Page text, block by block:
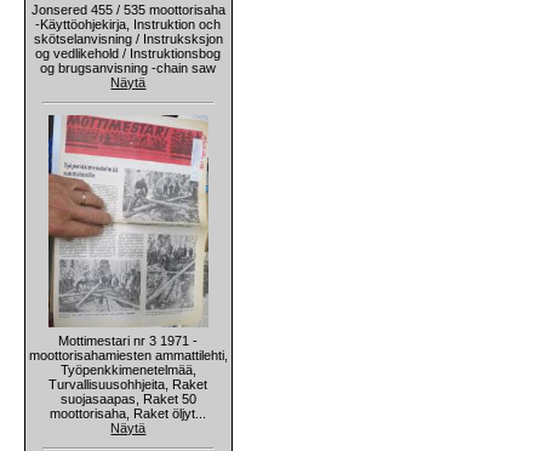
Jonsered 455 / 535 moottorisaha
-Käyttöohjekirja, Instruktion och
skötselanvisning / Instruksksjon
og vedlikehold / Instruktionsbog
og brugsanvisning -chain saw
Näytä
Mottimestari nr 3 1971 -
moottorisahamiesten ammattilehti,
Työpenkkimenetelmää,
Turvallisuusohhjeita, Raket
suojasaapas, Raket 50
moottorisaha, Raket öljyt...
Näytä